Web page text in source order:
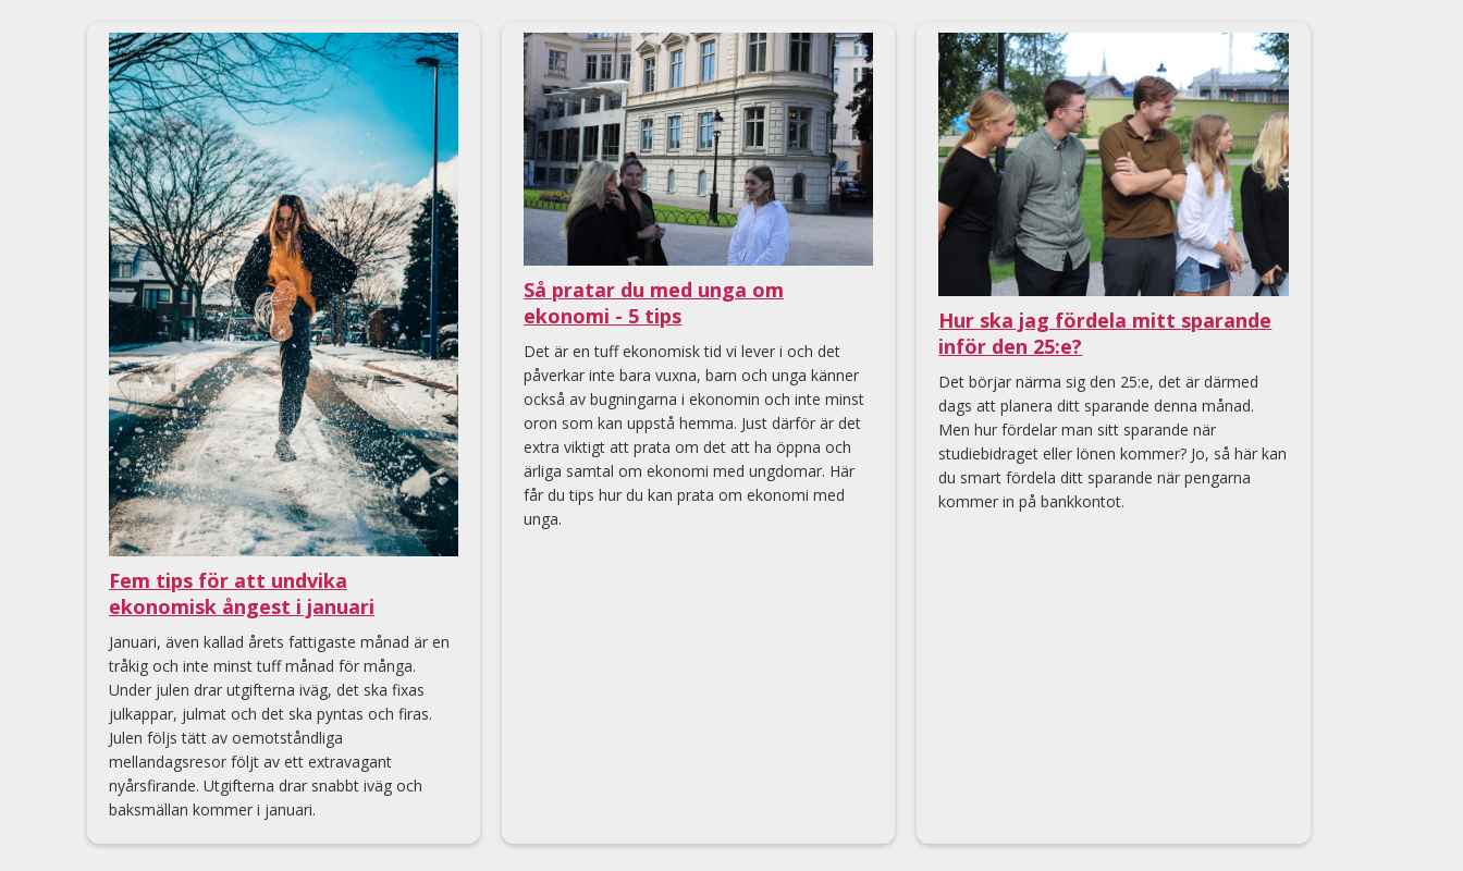
Fem tips för att undvika
ekonomisk ångest i januari
Januari, även kallad årets fattigaste månad är en
tråkig och inte minst tuff månad för många.
Under julen drar utgifterna iväg, det ska fixas
julkappar, julmat och det ska pyntas och firas.
Julen följs tätt av oemotståndliga
mellandagsresor följt av ett extravagant
nyårsfirande. Utgifterna drar snabbt iväg och
baksmällan kommer i januari.
Så pratar du med unga om
ekonomi - 5 tips
Det är en tuff ekonomisk tid vi lever i och det
påverkar inte bara vuxna, barn och unga känner
också av bugningarna i ekonomin och inte minst
oron som kan uppstå hemma. Just därför är det
extra viktigt att prata om det att ha öppna och
ärliga samtal om ekonomi med ungdomar. Här
får du tips hur du kan prata om ekonomi med
unga.
Hur ska jag fördela mitt sparande
inför den 25:e?
Det börjar närma sig den 25:e, det är därmed
dags att planera ditt sparande denna månad.
Men hur fördelar man sitt sparande när
studiebidraget eller lönen kommer? Jo, så här kan
du smart fördela ditt sparande när pengarna
kommer in på bankkontot.